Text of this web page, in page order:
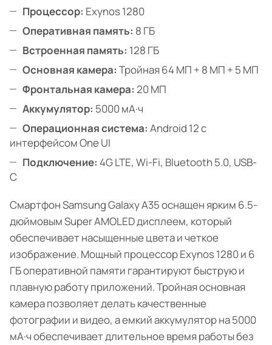
Процессор: Exynos 1280
Оперативная память: 8 ГБ
Встроенная память: 128 ГБ
Основная камера: Тройная 64 МП + 8 МП + 5 МП
Фронтальная камера: 20 МП
Аккумулятор: 5000 мА·ч
Операционная система: Android 12 с
интерфейсом One UI
Подключение: 4G LTE, Wi-Fi, Bluetooth 5.0, USB-
C
Смартфон Samsung Galaxy A35 оснащен ярким 6.5-
дюймовым Super AMOLED дисплеем, который
обеспечивает насыщенные цвета и четкое
изображение. Мощный процессор Exynos 1280 и 6
ГБ оперативной памяти гарантируют быструю и
плавную работу приложений. Тройная основная
камера позволяет делать качественные
фотографии и видео, а емкий аккумулятор на 5000
мА·ч обеспечивает длительное время работы без